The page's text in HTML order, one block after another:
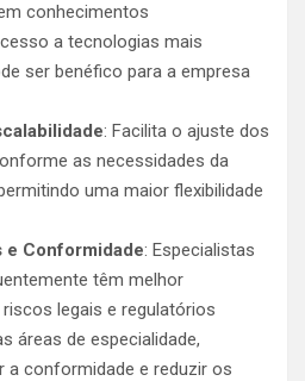
conhecimentos
a tecnologias mais
ser benéfico para a empresa
: Facilita o ajuste dos
as necessidades da
uma maior flexibilidade
e Conformidade: Especialistas
têm melhor
legais e regulatórios
áreas de especialidade,
a conformidade e reduzir os